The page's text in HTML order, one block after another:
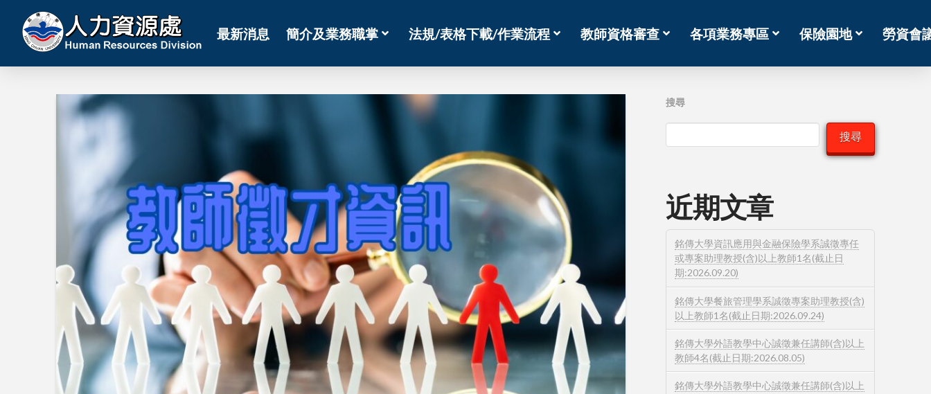
最新消息 簡介及業務職掌 法規/表格下載/作業流程 教師資格審查 各項業務專區 保險園地 勞資會
搜尋
搜尋
近期文章
銘傳大學資訊應用與金融保險學系誠徵專任
或專案助理教授(含)以上教師1名(截止日
期:2026.09.20)
銘傳大學餐旅管理學系誠徵專案助理教授(含)
以上教師1名(截止日期:2026.09.24)
銘傳大學外語教學中心誠徵兼任講師(含)以上
教師4名(截止日期:2026.08.05)
銘傳大學外語教學中心誠徵兼任講師(含)以上